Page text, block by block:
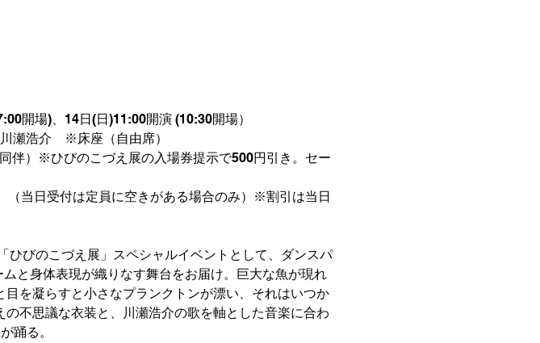
開場)、14日(日)11:00開演 (10:30開場）
瀬浩介　※床座（自由席）
伴）※ひびのこづえ展の入場券提示で500円引き。 セー
当日受付は定員に空きがある場合のみ）※割引は当日
びのこづえ展」スペシャルイベントとして、ダンスパ
と身体表現が織りなす舞台をお届け。巨大な魚が現れ
を凝らすと小さなプランクトンが漂い、それはいつか
不思議な衣装と、川瀬浩介の歌を軸とした音楽に合わ
踊る。